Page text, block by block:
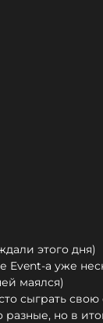
этого дня)
Event-a уже
маялся)
сыграть свою
разные, но в